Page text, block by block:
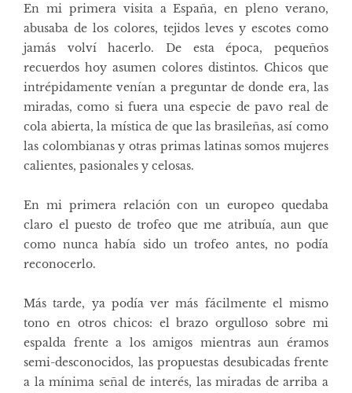
En mi primera visita a España, en pleno verano,
abusaba de los colores, tejidos leves y escotes como
jamás volví hacerlo. De esta época, pequeños
recuerdos hoy asumen colores distintos. Chicos que
intrépidamente venían a preguntar de donde era, las
miradas, como si fuera una especie de pavo real de
cola abierta, la mística de que las brasileñas, así como
las colombianas y otras primas latinas somos mujeres
calientes, pasionales y celosas.
En mi primera relación con un europeo quedaba
claro el puesto de trofeo que me atribuía, aun que
como nunca había sido un trofeo antes, no podía
reconocerlo.
Más tarde, ya podía ver más fácilmente el mismo
tono en otros chicos: el brazo orgulloso sobre mi
espalda frente a los amigos mientras aun éramos
semi-desconocidos, las propuestas desubicadas frente
a la mínima señal de interés, las miradas de arriba a